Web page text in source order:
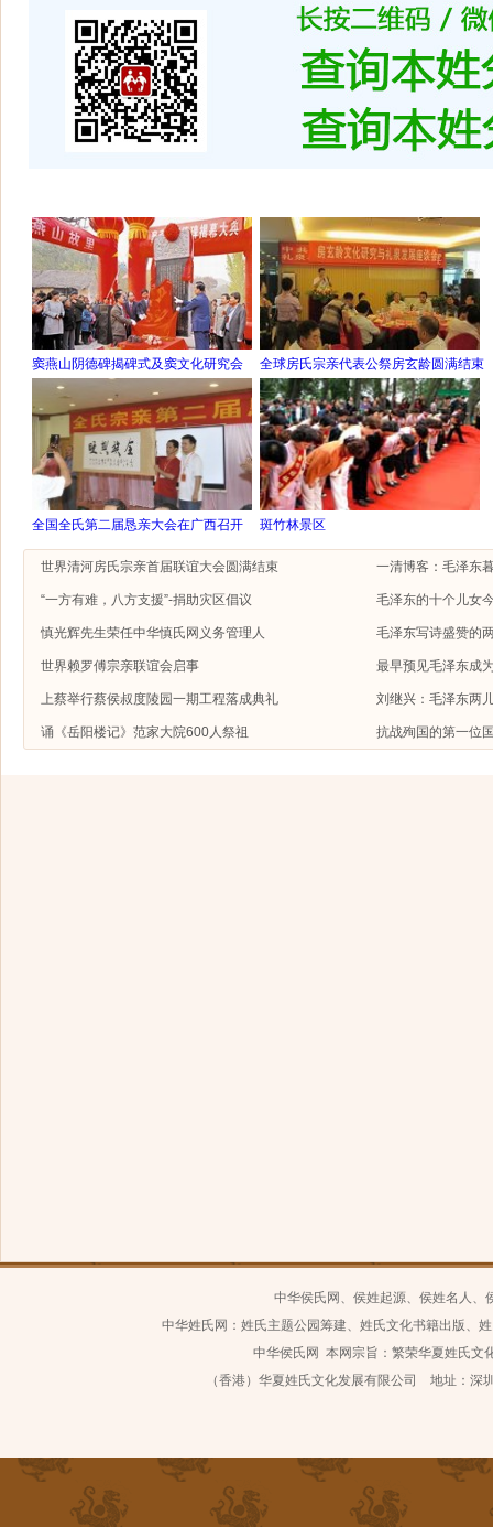
窦燕山阴德碑揭碑式及窦文化研究会 全球房氏宗亲代表公祭房玄龄圆满结束
全国全氏第二届恳亲大会在广西召开 斑竹林景区
世界清河房氏宗亲首届联谊大会圆满结束 一清博客：毛泽东
“一方有难，八方支援”-捐助灾区倡议 毛泽东的十个儿女
慎光辉先生荣任中华慎氏网义务管理人 毛泽东写诗盛赞的
世界赖罗傅宗亲联谊会启事 最早预见毛泽东成
上蔡举行蔡侯叔度陵园一期工程落成典礼 刘继兴：毛泽东两
诵《岳阳楼记》范家大院600人祭祖 抗战殉国的第一位
中华侯氏网、侯姓起源、侯姓名人、
中华姓氏网：姓氏主题公园筹建、姓氏文化书籍出版、
中华侯氏网 本网宗旨：繁荣华夏姓氏文
（香港）华夏姓氏文化发展有限公司 地址：